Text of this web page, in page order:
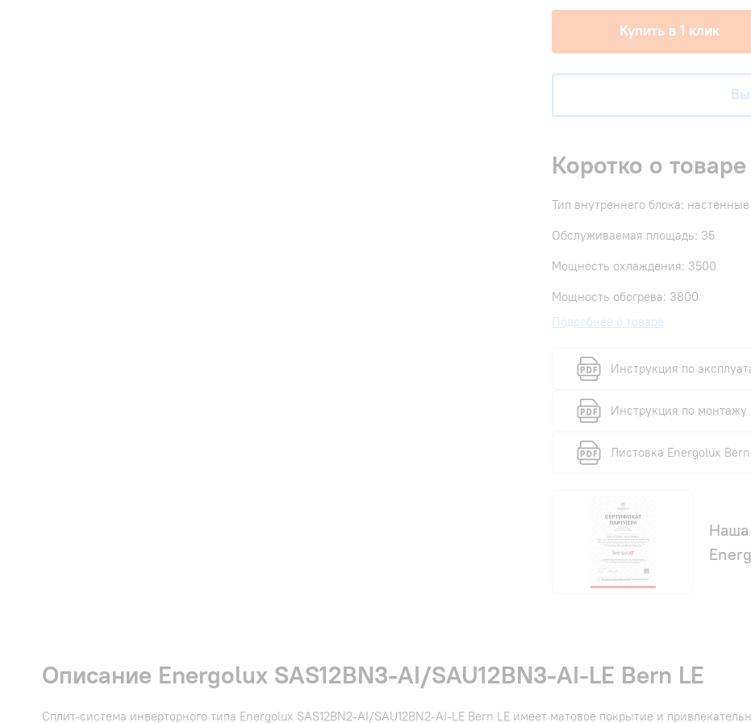
Купить в 1 клик
Коротко о товаре
Тип внутреннего блока: настенные
Обслуживаемая площадь: 35
Мощность охлаждения: 3500
Мощность обогрева: 3800
Подробнее о товаре
Инструкция по
Инструкция по монтажу
Листовка Energolux
Описание Energolux SAS12BN3-AI/SAU12BN3-AI-LE Bern LE
Сплит-система инверторного типа Energolux SAS12BN2-AI/SAU12BN2-AI-LE Bern LE имеет матовое покрытие и